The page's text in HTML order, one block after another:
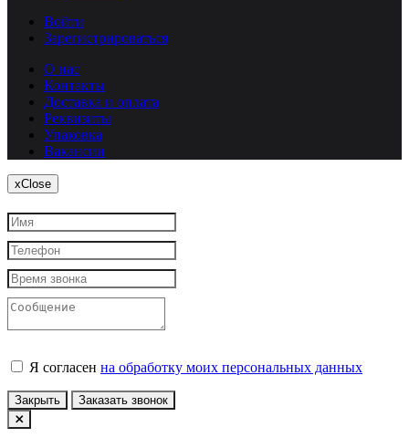
Войти
Зарегистрироваться
О нас
Контакты
Доставка и оплата
Реквизиты
Упаковка
Вакансии
xClose
Я согласен на обработку моих персональных данных
Закрыть Заказать звонок